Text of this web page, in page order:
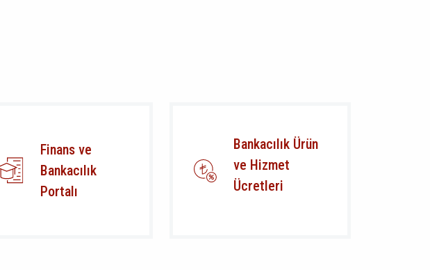
Finans ve
Bankacılık
Portalı
Bankacılık Ürün
ve Hizmet
Ücretleri